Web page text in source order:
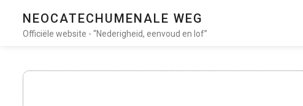
NEOCATECHUMENALE WEG
Officiële website - “Nederigheid, eenvoud en lof”